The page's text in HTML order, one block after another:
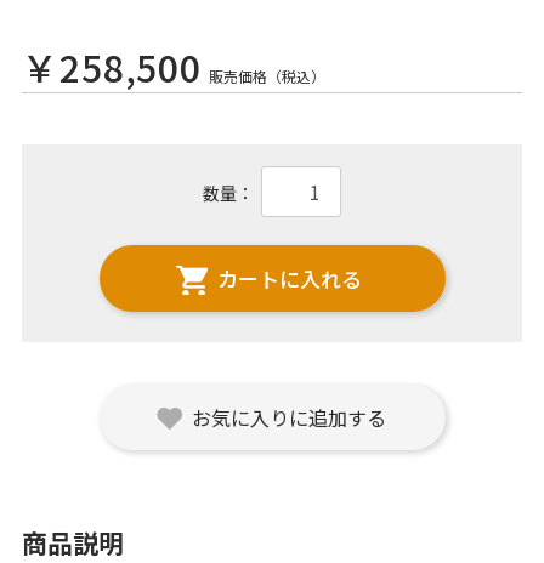
￥258,500 販売価格（税込）
数量：
カートに入れる
お気に入りに追加する
商品説明